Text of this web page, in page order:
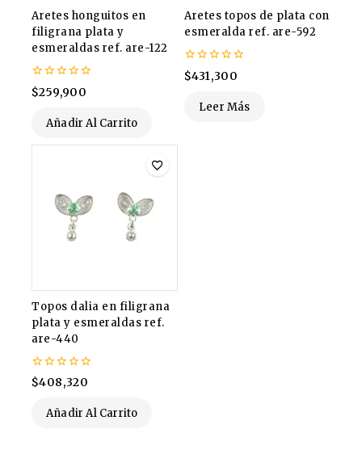
Aretes honguitos en
filigrana plata y
esmeraldas ref. are-122
0
de
$259,900
Añadir Al Carrito
Aretes topos de plata con
esmeralda ref. are-592
0
de
$431,300
Leer Más
Topos dalia en filigrana
plata y esmeraldas ref.
are-440
0
de
$408,320
Añadir Al Carrito